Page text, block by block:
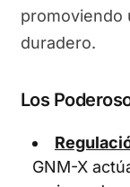
promoviendo
duradero.
Los
GNM-X